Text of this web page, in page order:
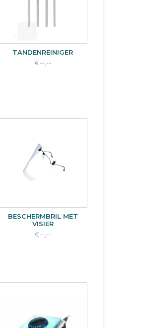
TANDENREINIGER
€--,--
BESCHERMBRIL MET
VISIER
€--,--